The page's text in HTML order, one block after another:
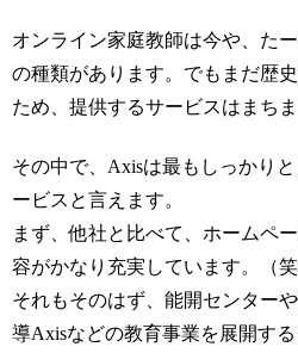
オンライン家庭教師は今や、た
の種類があります。でもまだ歴
ため、提供するサービスはまちま
その中で、Axisは最もしっかり
ービスと言えます。
まず、他社と比べて、ホームペ
容がかなり充実しています。（笑
それもそのはず、能開センター
導Axisなどの教育事業を展開する